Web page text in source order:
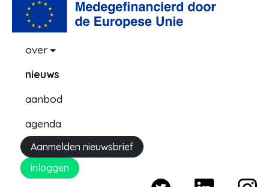
over
nieuws
aanbod
agenda
Aanmelden nieuwsbrief
inloggen